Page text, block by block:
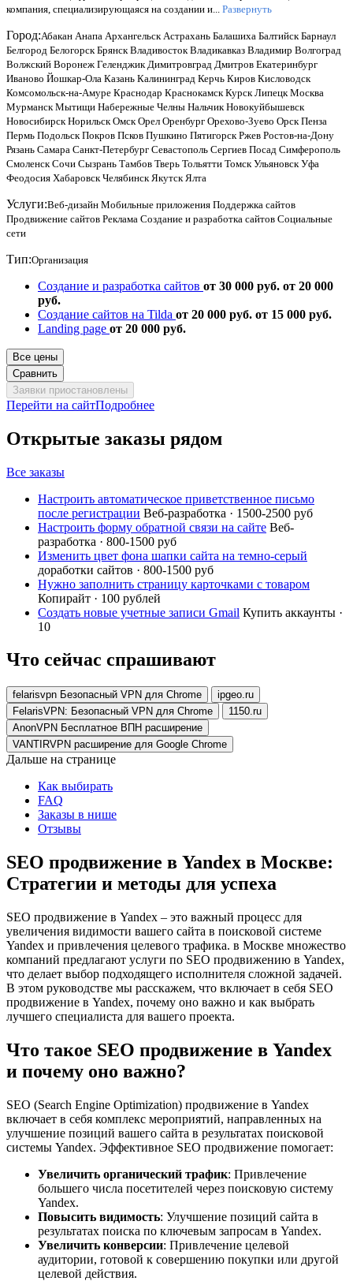
компания, специализирующаяся на создании и...
Развернуть
Город:Абакан Анапа Архангельск Астрахань Балашиха Балтийск Барнаул
Белгород Белогорск Брянск Владивосток Владикавказ Владимир Волгоград
Волжский Воронеж Геленджик Димитровград Дмитров Екатеринбург
Иваново Йошкар-Ола Казань Калининград Керчь Киров Кисловодск
Комсомольск-на-Амуре Краснодар Краснокамск Курск Липецк Москва
Мурманск Мытищи Набережные Челны Нальчик Новокуйбышевск
Новосибирск Норильск Омск Орел Оренбург Орехово-Зуево Орск Пенза
Пермь Подольск Покров Псков Пушкино Пятигорск Ржев Ростов-на-Дону
Рязань Самара Санкт-Петербург Севастополь Сергиев Посад Симферополь
Смоленск Сочи Сызрань Тамбов Тверь Тольятти Томск Ульяновск Уфа
Феодосия Хабаровск Челябинск Якутск Ялта
Услуги:Веб-дизайн Мобильные приложения Поддержка сайтов
Продвижение сайтов Реклама Создание и разработка сайтов Социальные
сети
Тип:Организация
Создание и разработка сайтов от 30 000 руб. от 20 000
руб.
Создание сайтов на Tilda от 20 000 руб. от 15 000 руб.
Landing page от 20 000 руб.
Все цены
Сравнить
Заявки приостановлены
Перейти на сайтПодробнее
Открытые заказы рядом
Все заказы
Настроить автоматическое приветственное письмо
после регистрации Веб-разработка · 1500-2500 руб
Настроить форму обратной связи на сайте Веб-
разработка · 800-1500 руб
Изменить цвет фона шапки сайта на темно-серый
доработки сайтов · 800-1500 руб
Нужно заполнить страницу карточками с товаром
Копирайт · 100 рублей
Создать новые учетные записи Gmail Купить аккаунты ·
10
Что сейчас спрашивают
felarisvpn Безопасный VPN для Chrome
ipgeo.ru
FelarisVPN: Безопасный VPN для Chrome
1150.ru
AnonVPN Бесплатное ВПН расширение
VANTIRVPN расширение для Google Chrome
Дальше на странице
Как выбирать
FAQ
Заказы в нише
Отзывы
SEO продвижение в Yandex в Москве:
Стратегии и методы для успеха
SEO продвижение в Yandex – это важный процесс для
увеличения видимости вашего сайта в поисковой системе
Yandex и привлечения целевого трафика. в Москве множество
компаний предлагают услуги по SEO продвижению в Yandex,
что делает выбор подходящего исполнителя сложной задачей.
В этом руководстве мы расскажем, что включает в себя SEO
продвижение в Yandex, почему оно важно и как выбрать
лучшего специалиста для вашего проекта.
Что такое SEO продвижение в Yandex
и почему оно важно?
SEO (Search Engine Optimization) продвижение в Yandex
включает в себя комплекс мероприятий, направленных на
улучшение позиций вашего сайта в результатах поисковой
системы Yandex. Эффективное SEO продвижение помогает:
Увеличить органический трафик: Привлечение
большего числа посетителей через поисковую систему
Yandex.
Повысить видимость: Улучшение позиций сайта в
результатах поиска по ключевым запросам в Yandex.
Увеличить конверсии: Привлечение целевой
аудитории, готовой к совершению покупки или другой
целевой действия.